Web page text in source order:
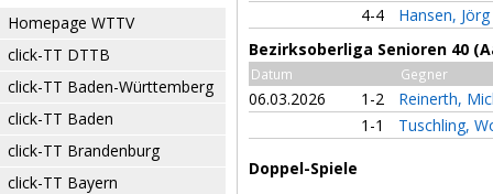
Homepage WTTV
click-TT DTTB
click-TT Baden-Württemberg
click-TT Baden
click-TT Brandenburg
click-TT Bayern
4-4
Hansen, Jörg
Bezirksoberliga Senioren 40
Datum Gegner
06.03.2026 1-2
Reinerth,
1-1
Tuschling,
Doppel-Spiele